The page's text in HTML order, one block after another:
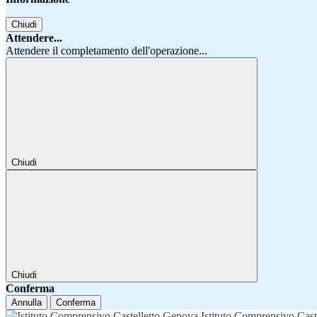
Chiudi
Attendere...
Attendere il completamento dell'operazione...
Chiudi
Chiudi
Conferma
Annulla Conferma